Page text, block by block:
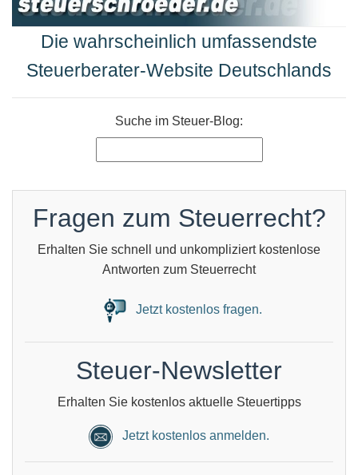
Die wahrscheinlich umfassendste
Steuerberater-Website Deutschlands
Suche im Steuer-Blog:
Fragen zum Steuerrecht?
Erhalten Sie schnell und unkompliziert kostenlose
Antworten zum Steuerrecht
Jetzt kostenlos fragen.
Steuer-Newsletter
Erhalten Sie kostenlos aktuelle Steuertipps
Jetzt kostenlos anmelden.